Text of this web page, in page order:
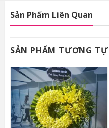
Sản Phẩm Liên Quan
SẢN PHẨM TƯƠNG TỰ